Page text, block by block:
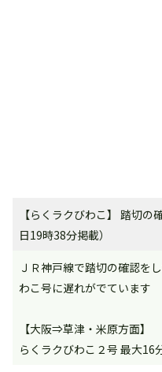
【らくラクびわこ】 踏切
日19時38分掲載）
ＪＲ神戸線で踏切の確認を
わこ号に遅れがでています
【大阪⇒草津・米原方面】
らくラクびわこ２号 最大16